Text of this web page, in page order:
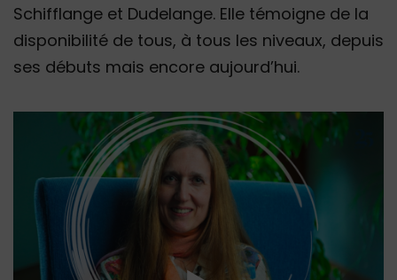
Schifflange et Dudelange. Elle témoigne de la
disponibilité de tous, à tous les niveaux, depuis
ses débuts mais encore aujourd’hui.